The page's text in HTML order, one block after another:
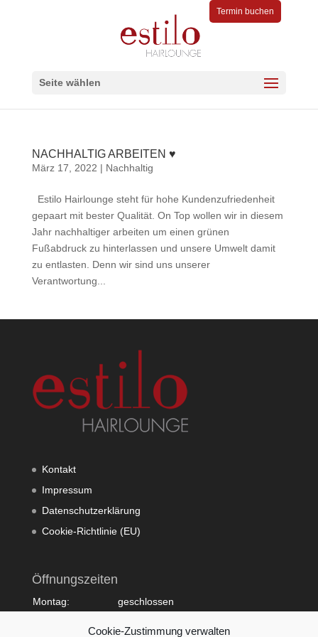
Cookie-Zustimmung verwalten
Termin buchen
Seite wählen
NACHHALTIG ARBEITEN ♥
März 17, 2022 | Nachhaltig
Estilo Hairlounge steht für hohe Kundenzufriedenheit
gepaart mit bester Qualität. On Top wollen wir in diesem
Jahr nachhaltiger arbeiten um einen grünen
Fußabdruck zu hinterlassen und unsere Umwelt damit
zu entlasten. Denn wir sind uns unserer
Verantwortung...
Kontakt
Impressum
Datenschutzerklärung
Cookie-Richtlinie (EU)
Öffnungszeiten
Montag:
geschlossen